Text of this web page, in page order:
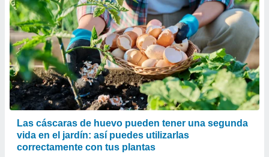
crear un
uso de
contenido
medir el
de la
el
del
de
o a través
de
Las cáscaras de huevo pueden tener una segunda
vida en el jardín: así puedes utilizarlas
correctamente con tus plantas